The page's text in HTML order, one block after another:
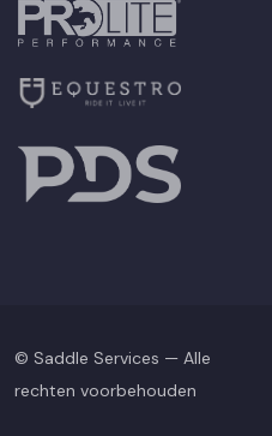
© Saddle Services — Alle
rechten voorbehouden